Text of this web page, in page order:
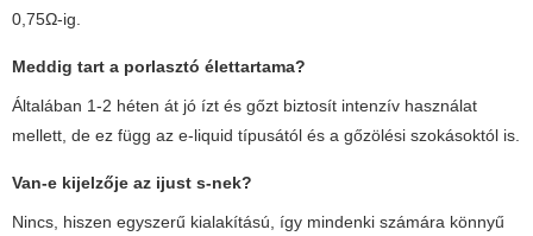
0,75Ω-ig.
Meddig tart a porlasztó élettartama?
Általában 1-2 héten át jó ízt és gőzt biztosít intenzív használat
mellett, de ez függ az e-liquid típusától és a gőzölési szokásoktól is.
Van-e kijelzője az ijust s-nek?
Nincs, hiszen egyszerű kialakítású, így mindenki számára könnyű